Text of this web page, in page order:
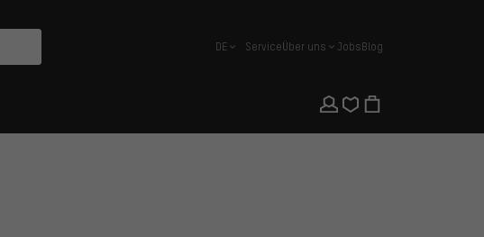
Deutsch
DE ServiceÜber uns JobsBlog